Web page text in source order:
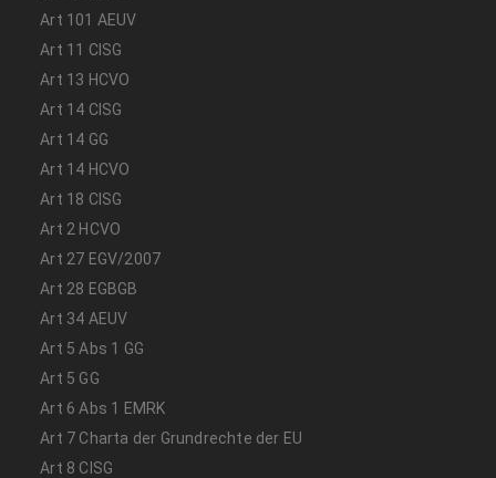
Art 101 AEUV
Art 11 CISG
Art 13 HCVO
Art 14 CISG
Art 14 GG
Art 14 HCVO
Art 18 CISG
Art 2 HCVO
Art 27 EGV/2007
Art 28 EGBGB
Art 34 AEUV
Art 5 Abs 1 GG
Art 5 GG
Art 6 Abs 1 EMRK
Art 7 Charta der Grundrechte der EU
Art 8 CISG